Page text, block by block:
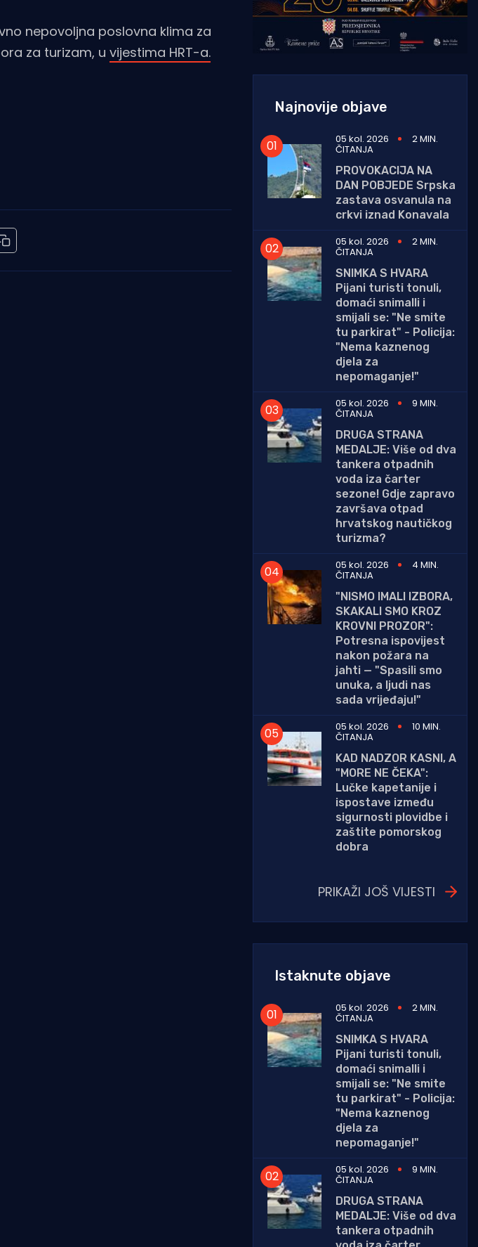
nepovoljna poslovna klima za
za turizam, u vijestima HRT-a.
Najnovije objave
05 kol. 2026 2 MIN.
ČITANJA
PROVOKACIJA NA
DAN POBJEDE Srpska
zastava osvanula na
crkvi iznad Konavala
05 kol. 2026
2 MIN.
ČITANJA
SNIMKA S HVARA
Pijani turisti tonuli,
domaći snimalli i
smijali se: "Ne smite
tu parkirat" - Policija:
"Nema kaznenog
djela za
nepomaganje!"
05 kol. 2026
9 MIN.
ČITANJA
DRUGA STRANA
MEDALJE: Više od dva
tankera otpadnih
voda iza čarter
sezone! Gdje zapravo
završava otpad
hrvatskog nautičkog
turizma?
05 kol. 2026
4 MIN.
ČITANJA
"NISMO IMALI IZBORA,
SKAKALI SMO KROZ
KROVNI PROZOR":
Potresna ispovijest
nakon požara na
jahti — "Spasili smo
unuka, a ljudi nas
sada vrijeđaju!"
05 kol. 2026
10 MIN.
ČITANJA
KAD NADZOR KASNI, A
"MORE NE ČEKA":
Lučke kapetanije i
ispostave između
sigurnosti plovidbe i
zaštite pomorskog
dobra
PRIKAŽI JOŠ VIJESTI
Istaknute objave
05 kol. 2026 2 MIN.
ČITANJA
SNIMKA S HVARA
Pijani turisti tonuli,
domaći snimalli i
smijali se: "Ne smite
tu parkirat" - Policija:
"Nema kaznenog
djela za
nepomaganje!"
05 kol. 2026
9 MIN.
ČITANJA
DRUGA STRANA
MEDALJE: Više od dva
tankera otpadnih